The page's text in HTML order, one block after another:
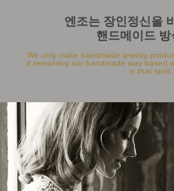
엔조는 장인정신을
핸드메이드
We only make handmade jewelry
d remaining our handmade way based
n that spirit